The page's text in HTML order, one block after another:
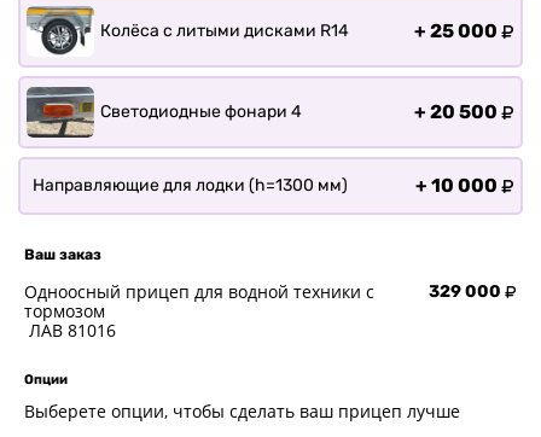
Хоз. товары
Контакты
Тюнинг прицепов
Получить прицеп
Доставка
Колёса с литыми дисками R14 + 25 000
Светодиодные фонари 4 + 20 500
Направляющие для лодки (h=1300 мм) + 10 000
Ваш заказ
Одноосный прицеп для водной техники с
тормозом
ЛАВ 81016
329 000
Опции
Выберете опции, чтобы сделать ваш прицеп лучше